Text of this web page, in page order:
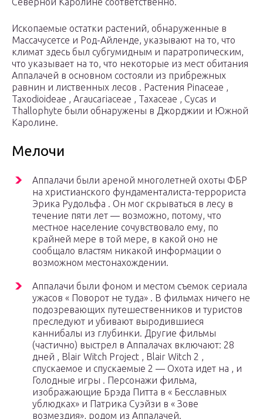
Ископаемые остатки растений, обнаруженные в
Массачусетсе и Род-Айленде, указывают на то, что
климат здесь был субгумидным и паратропическим,
что указывает на то, что некоторые из мест обитания
Аппалачей в основном состояли из прибрежных
равнин и лиственных лесов . Растения Pinaceae ,
Taxodioideae , Araucariaceae , Taxaceae , Cycas и
Thallophyte были обнаружены в Джорджии и Южной
Каролине.
Мелочи
Аппалачи были ареной многолетней охоты ФБР
на христианского фундаменталиста-террориста
Эрика Рудольфа . Он мог скрываться в лесу в
течение пяти лет — возможно, потому, что
местное население сочувствовало ему, по
крайней мере в той мере, в какой оно не
сообщало властям никакой информации о
возможном местонахождении.
Аппалачи были фоном и местом съемок сериала
ужасов « Поворот не туда» . В фильмах ничего не
подозревающих путешественников и туристов
преследуют и убивают выродившиеся
каннибалы из глубинки. Другие фильмы
(частично) выстрел в Аппалачах включают: 28
дней , Blair Witch Project , Blair Witch 2 ,
спускаемое и спускаемые 2 — Охота идет на , и
Голодные игры . Персонажи фильма,
изображающие Брэда Питта в « Бесславных
ублюдках» и Патрика Суэйзи в « Зове
возмездия», родом из Аппалачей.